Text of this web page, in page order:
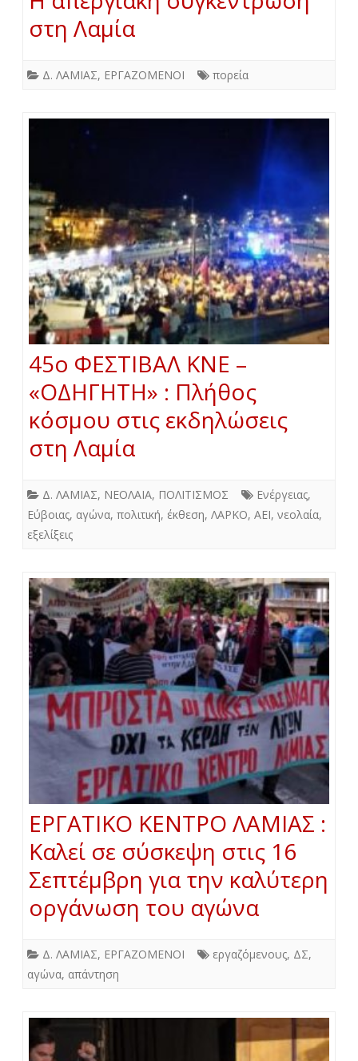
στη Λαμία
Δ. ΛΑΜΙΑΣ, ΕΡΓΑΖΟΜΕΝΟΙ πορεία
45ο ΦΕΣΤΙΒΑΛ ΚΝΕ –
«ΟΔΗΓΗΤΗ» : Πλήθος
κόσμου στις εκδηλώσεις
στη Λαμία
Δ. ΛΑΜΙΑΣ, ΝΕΟΛΑΙΑ, ΠΟΛΙΤΙΣΜΟΣ Ενέργειας,
Εύβοιας, αγώνα, πολιτική, έκθεση, ΛΑΡΚΟ, ΑΕΙ, νεολαία,
εξελίξεις
ΕΡΓΑΤΙΚΟ ΚΕΝΤΡΟ ΛΑΜΙΑΣ :
Καλεί σε σύσκεψη στις 16
Σεπτέμβρη για την καλύτερη
οργάνωση του αγώνα
Δ. ΛΑΜΙΑΣ, ΕΡΓΑΖΟΜΕΝΟΙ εργαζόμενους, ΔΣ,
αγώνα, απάντηση